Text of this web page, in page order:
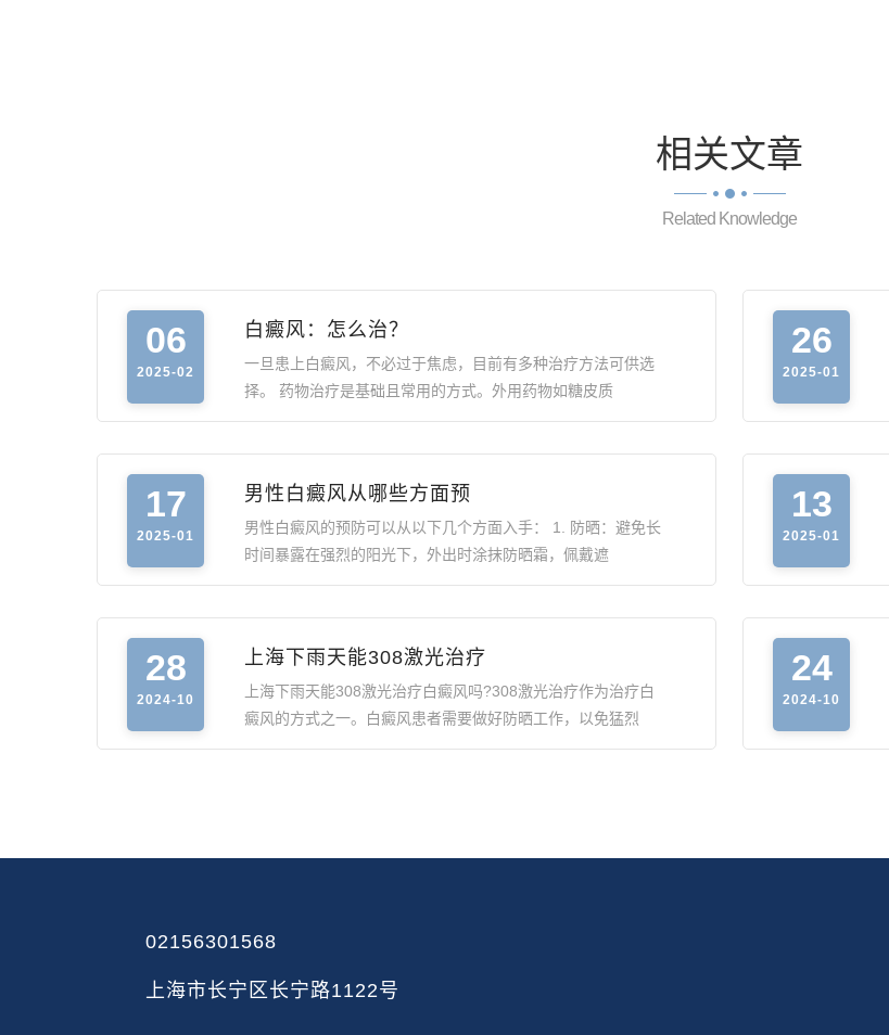
相关文章
Related Knowledge
06
2025-02
白癜风：怎么治？
一旦患上白癜风，不必过于焦虑，目前有多种治疗方法可供选
择。 药物治疗是基础且常用的方式。外用药物如糖皮质
26
2025-01
17
2025-01
男性白癜风从哪些方面预
男性白癜风的预防可以从以下几个方面入手： 1. 防晒：避免长
时间暴露在强烈的阳光下，外出时涂抹防晒霜，佩戴遮
13
2025-01
28
2024-10
上海下雨天能308激光治疗
上海下雨天能308激光治疗白癜风吗?308激光治疗作为治疗白
癜风的方式之一。白癜风患者需要做好防晒工作，以免猛烈
24
2024-10
02156301568
上海市长宁区长宁路1122号